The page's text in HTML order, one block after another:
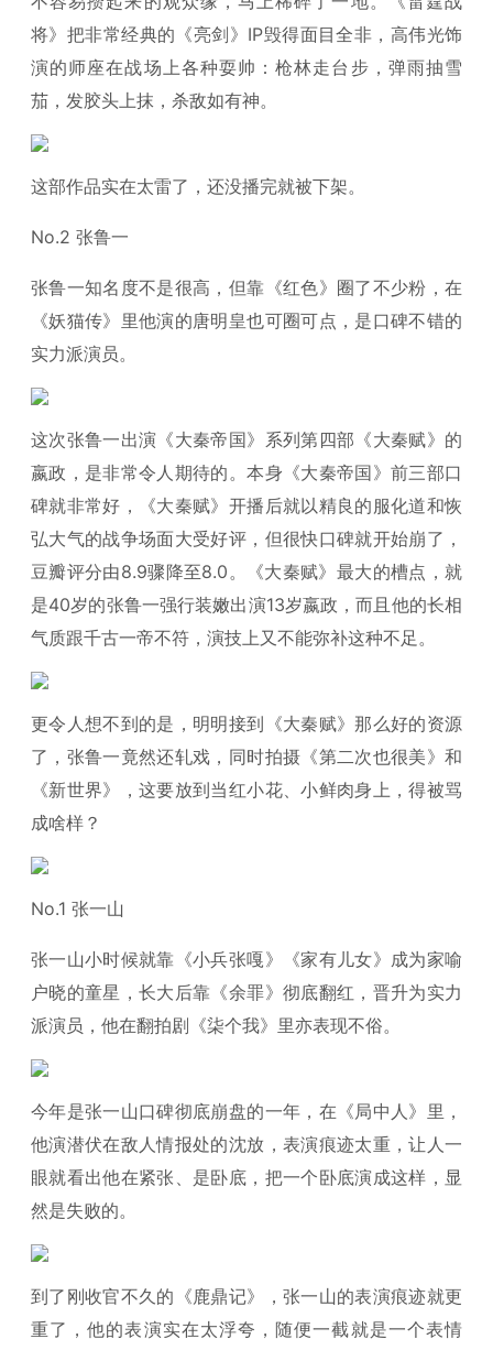
将》把非常经典的《亮剑》IP毁得面目全非，高伟光饰
演的师座在战场上各种耍帅：枪林走台步，弹雨抽雪
茄，发胶头上抹，杀敌如有神。
这部作品实在太雷了，还没播完就被下架。
No.2 张鲁一
张鲁一知名度不是很高，但靠《红色》圈了不少粉，在
《妖猫传》里他演的唐明皇也可圈可点，是口碑不错的
实力派演员。
这次张鲁一出演《大秦帝国》系列第四部《大秦赋》的
嬴政，是非常令人期待的。本身《大秦帝国》前三部口
碑就非常好，《大秦赋》开播后就以精良的服化道和恢
弘大气的战争场面大受好评，但很快口碑就开始崩了，
豆瓣评分由8.9骤降至8.0。《大秦赋》最大的槽点，就
是40岁的张鲁一强行装嫩出演13岁嬴政，而且他的长相
气质跟千古一帝不符，演技上又不能弥补这种不足。
更令人想不到的是，明明接到《大秦赋》那么好的资源
了，张鲁一竟然还轧戏，同时拍摄《第二次也很美》和
《新世界》，这要放到当红小花、小鲜肉身上，得被骂
成啥样？
No.1 张一山
张一山小时候就靠《小兵张嘎》《家有儿女》成为家喻
户晓的童星，长大后靠《余罪》彻底翻红，晋升为实力
派演员，他在翻拍剧《柒个我》里亦表现不俗。
今年是张一山口碑彻底崩盘的一年，在《局中人》里，
他演潜伏在敌人情报处的沈放，表演痕迹太重，让人一
眼就看出他在紧张、是卧底，把一个卧底演成这样，显
然是失败的。
到了刚收官不久的《鹿鼎记》，张一山的表演痕迹就更
重了，他的表演实在太浮夸，随便一截就是一个表情